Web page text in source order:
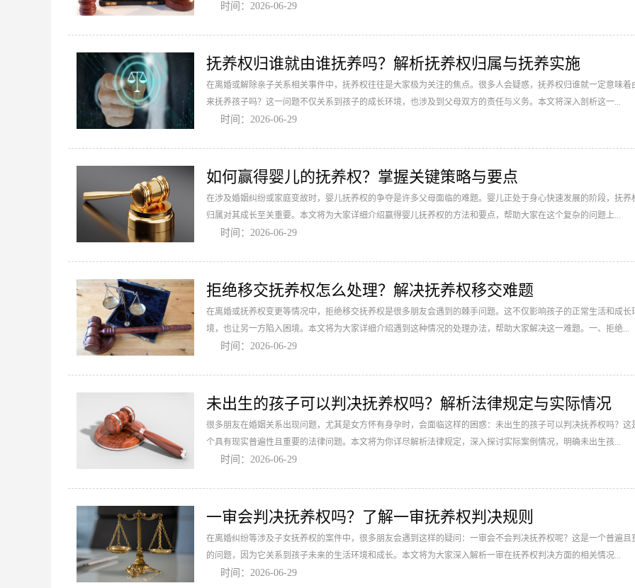
时间：2026-06-29
抚养权归谁就由谁抚养吗？解析抚养权归属与抚养实施
在离婚或解除亲子关系相关事件中，抚养权往往是大家极为关注的焦点。很多人会疑惑，抚养权归谁就一定意味着
来抚养孩子吗？这一问题不仅关系到孩子的成长环境，也涉及到父母双方的责任与义务。本文将深入剖析这一...
时间：2026-06-29
如何赢得婴儿的抚养权？掌握关键策略与要点
在涉及婚姻纠纷或家庭变故时，婴儿抚养权的争夺是许多父母面临的难题。婴儿正处于身心快速发展的阶段，抚养
归属对其成长至关重要。本文将为大家详细介绍赢得婴儿抚养权的方法和要点，帮助大家在这个复杂的问题上...
时间：2026-06-29
拒绝移交抚养权怎么处理？解决抚养权移交难题
在离婚或抚养权变更等情况中，拒绝移交抚养权是很多朋友会遇到的棘手问题。这不仅影响孩子的正常生活和成长
境，也让另一方陷入困境。本文将为大家详细介绍遇到这种情况的处理办法，帮助大家解决这一难题。一、拒绝...
时间：2026-06-29
未出生的孩子可以判决抚养权吗？解析法律规定与实际情况
很多朋友在婚姻关系出现问题，尤其是女方怀有身孕时，会面临这样的困惑：未出生的孩子可以判决抚养权吗？这
个具有现实普遍性且重要的法律问题。本文将为你详尽解析法律规定，深入探讨实际案例情况，明确未出生孩...
时间：2026-06-29
一审会判决抚养权吗？了解一审抚养权判决规则
在离婚纠纷等涉及子女抚养权的案件中，很多朋友会遇到这样的疑问：一审会不会判决抚养权呢？这是一个普遍且
的问题，因为它关系到孩子未来的生活环境和成长。本文将为大家深入解析一审在抚养权判决方面的相关情况...
时间：2026-06-29